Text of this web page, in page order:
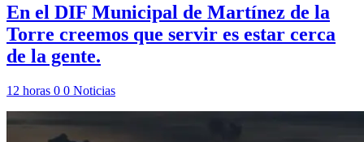
En el DIF Municipal de Martínez de la
Torre creemos que servir es estar cerca
de la gente.
12 horas 0 0 Noticias